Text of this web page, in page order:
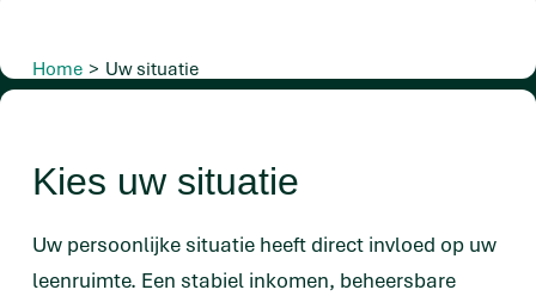
Home > Uw situatie
Kies uw situatie
Uw persoonlijke situatie heeft direct invloed op uw
leenruimte. Een stabiel inkomen, beheersbare